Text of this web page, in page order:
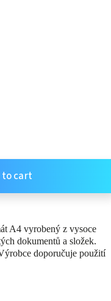
to cart
A4 vyrobený z vysoce
dokumentů a složek.
doporučuje použití